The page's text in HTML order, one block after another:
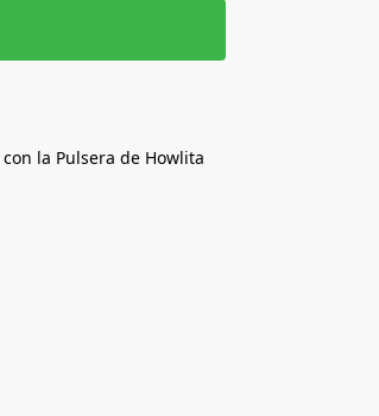
la Pulsera de Howlita